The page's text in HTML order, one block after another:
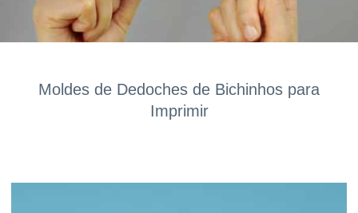
Moldes de Dedoches de Bichinhos para
Imprimir